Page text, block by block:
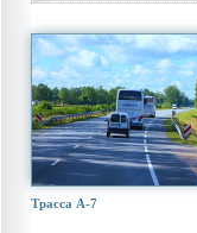
Трасса А-7